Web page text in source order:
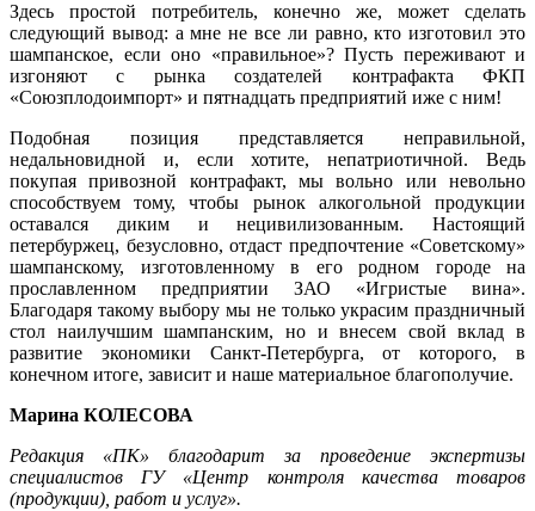
Здесь простой потребитель, конечно же, может сделать
следующий вывод: а мне не все ли равно, кто изготовил это
шампанское, если оно «правильное»? Пусть переживают и
изгоняют с рынка создателей контрафакта ФКП
«Союзплодоимпорт» и пятнадцать предприятий иже с ним!
Подобная позиция представляется неправильной,
недальновидной и, если хотите, непатриотичной. Ведь
покупая привозной контрафакт, мы вольно или невольно
способствуем тому, чтобы рынок алкогольной продукции
оставался диким и нецивилизованным. Настоящий
петербуржец, безусловно, отдаст предпочтение «Советскому»
шампанскому, изготовленному в его родном городе на
прославленном предприятии ЗАО «Игристые вина».
Благодаря такому выбору мы не только украсим праздничный
стол наилучшим шампанским, но и внесем свой вклад в
развитие экономики Санкт-Петербурга, от которого, в
конечном итоге, зависит и наше материальное благополучие.
Марина КОЛЕСОВА
Редакция «ПК» благодарит за проведение экспертизы
специалистов ГУ «Центр контроля качества товаров
(продукции), работ и услуг».